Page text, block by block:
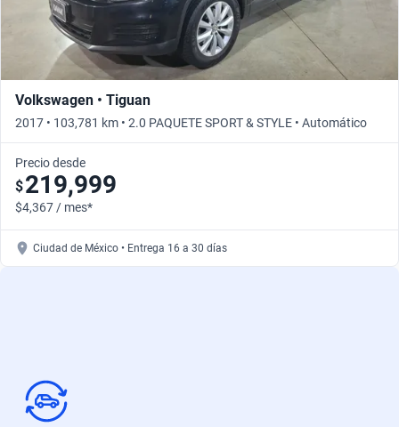
Volkswagen • Tiguan
2017 • 103,781 km • 2.0 PAQUETE SPORT & STYLE • Automático
Precio desde
$219,999
$4,367 / mes*
Ciudad de México • Entrega 16 a 30 días